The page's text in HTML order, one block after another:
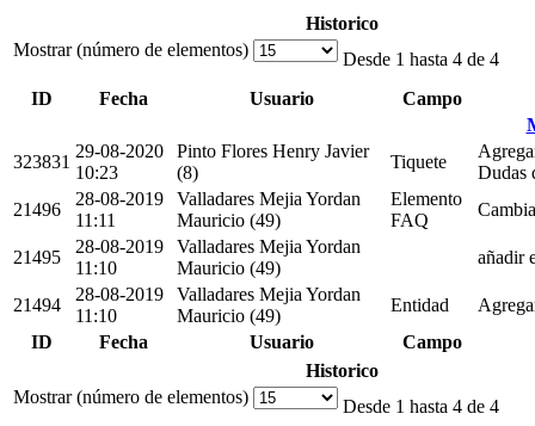
Historico
Mostrar (número de elementos)
Desde 1 hasta 4 de 4
ID
Fecha Usuario
Campo
ID Fecha Usuario Campo
323831
29-08-2020
10:23
Pinto Flores Henry Javier
(8)
Tiquete
Dudas
21496
28-08-2019
11:11
Valladares Mejia Yordan
Mauricio (49)
Elemento
FAQ
21495
28-08-2019
11:10
Valladares Mejia Yordan
Mauricio (49)
añadir
21494
28-08-2019
11:10
Valladares Mejia Yordan
Mauricio (49)
Entidad
Historico
Mostrar (número de elementos)
Desde 1 hasta 4 de 4